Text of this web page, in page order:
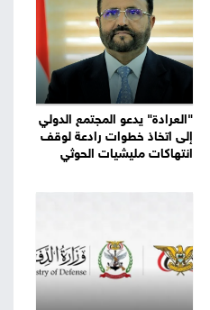
"العرادة" يدعو المجتمع الدولي
إلى اتخاذ خطوات رادعة لوقف
انتهاكات مليشيات الحوثي